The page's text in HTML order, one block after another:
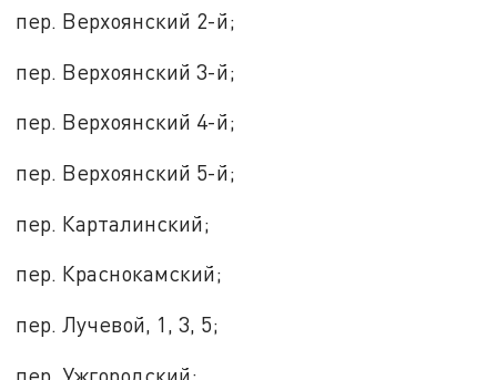
пер. Верхоянский 2-й;
пер. Верхоянский 3-й;
пер. Верхоянский 4-й;
пер. Верхоянский 5-й;
пер. Карталинский;
пер. Краснокамский;
пер. Лучевой, 1, 3, 5;
пер. Ужгородский;